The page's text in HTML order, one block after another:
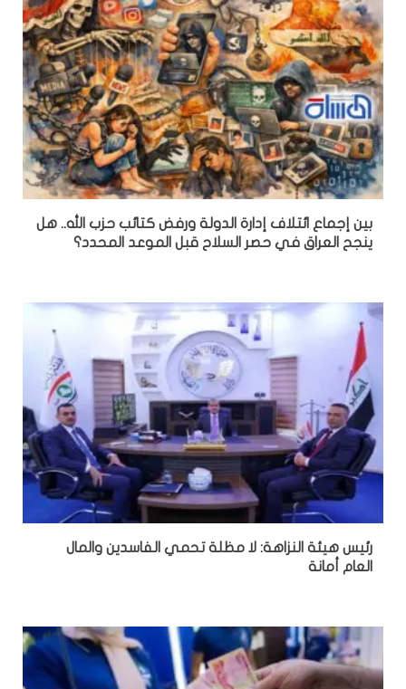
بين إجماع ائتلاف إدارة الدولة ورفض كتائب حزب الله.. هل
ينجح العراق في حصر السلاح قبل الموعد المحدد؟
رئيس هيئة النزاهة: لا مظلة تحمي الفاسدين والمال
العام أمانة